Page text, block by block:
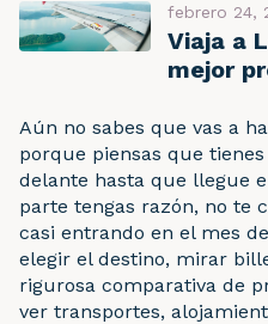
febrero 24,
Viaja a
mejor
Aún no sabes que vas a
porque piensas que
delante hasta que llegue
parte tengas razón, no te
casi entrando en el mes
elegir el destino, mirar
rigurosa comparativa de
ver transportes,